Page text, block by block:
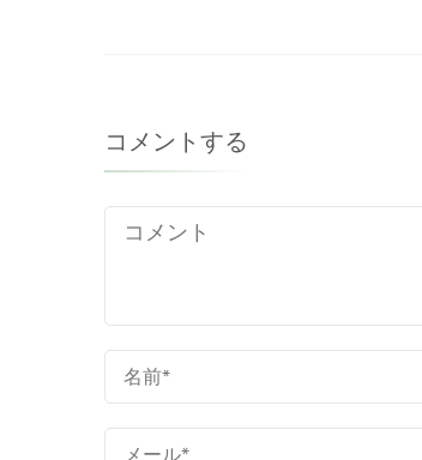
コメントする